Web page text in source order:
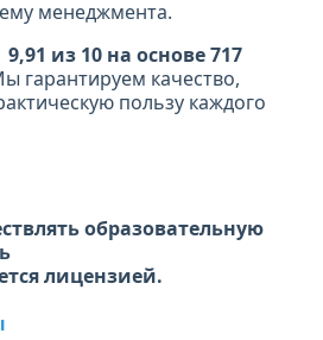
менеджмента.
9,91 из 10 на основе 717
гарантируем качество,
пользу каждого
образовательную
лицензией.